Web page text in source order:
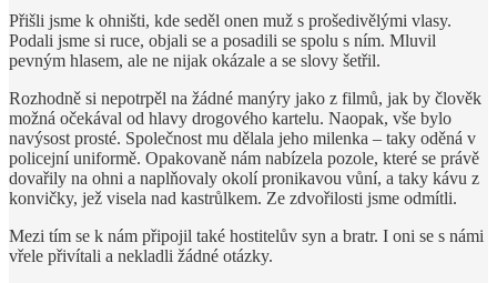
Přišli jsme k ohništi, kde seděl onen muž s prošedivělými vlasy.
Podali jsme si ruce, objali se a posadili se spolu s ním. Mluvil
pevným hlasem, ale ne nijak okázale a se slovy šetřil.
Rozhodně si nepotrpěl na žádné manýry jako z filmů, jak by člověk
možná očekával od hlavy drogového kartelu. Naopak, vše bylo
navýsost prosté. Společnost mu dělala jeho milenka – taky oděná v
policejní uniformě. Opakovaně nám nabízela pozole, které se právě
dovařily na ohni a naplňovaly okolí pronikavou vůní, a taky kávu z
konvičky, jež visela nad kastrůlkem. Ze zdvořilosti jsme odmítli.
Mezi tím se k nám připojil také hostitelův syn a bratr. I oni se s námi
vřele přivítali a nekladli žádné otázky.